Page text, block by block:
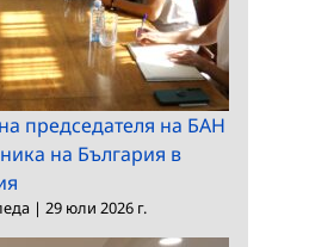
председателя на БАН
на България в
| 29 юли 2026 г.